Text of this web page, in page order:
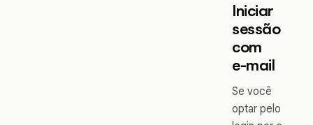
Iniciar
sessão
com
e-mail
Se você
optar pelo